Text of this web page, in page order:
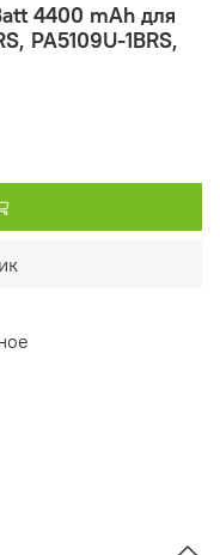
4400 mAh для
PA5109U-1BRS,